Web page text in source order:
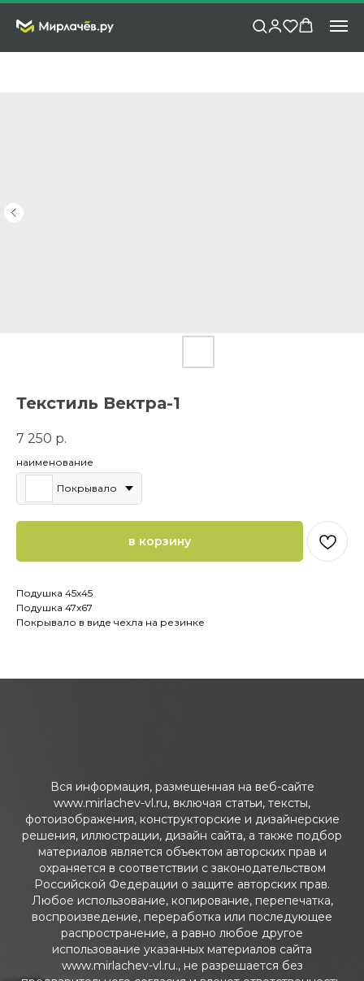
Текстиль Вектра-1
7 250 р.
наименование
Покрывало
в корзину
Подушка 45х45
Подушка 47х67
Покрывало в виде чехла на резинке
Вся информация, размещенная на веб-сайте
www.mirlachev-vl.ru, включая статьи, тексты,
фотоизображения, конструкторские и дизайнерские
решения, иллюстрации, дизайн сайта, а также подбор
материалов является объектом авторских прав и
охраняется в соответствии с законодательством
Российской Федерации о защите авторских прав.
Любое использование, копирование, перепечатка,
воспроизведение, переработка или последующее
распространение, а равно любое другое
использование указанных материалов сайта
www.mirlachev-vl.ru., не разрешается без